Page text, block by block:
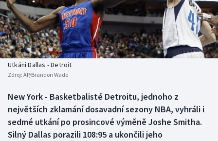
Americký fotbal
Baseball a softbal
Basketbal
Biatlon
Boby a skeleton
Box
NEPŘEHLÉDNĚTE
Soutěže
Historické návraty
Aplikace ČT sport
AZ kvíz
Utkání Dallas - Detroit
Zdroj: AP/Brandon Wade
New York - Basketbalisté Detroitu, jednoho z
největších zklamání dosavadní sezony NBA, vyhráli i
sedmé utkání po prosincové výměně Joshe Smitha.
Silný Dallas porazili 108:95 a ukončili jeho